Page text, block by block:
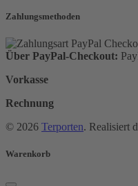
Zahlungsmethoden
Über PayPal-Checkout:
Vorkasse
Rechnung
© 2026 Terporten. Realisiert
Warenkorb